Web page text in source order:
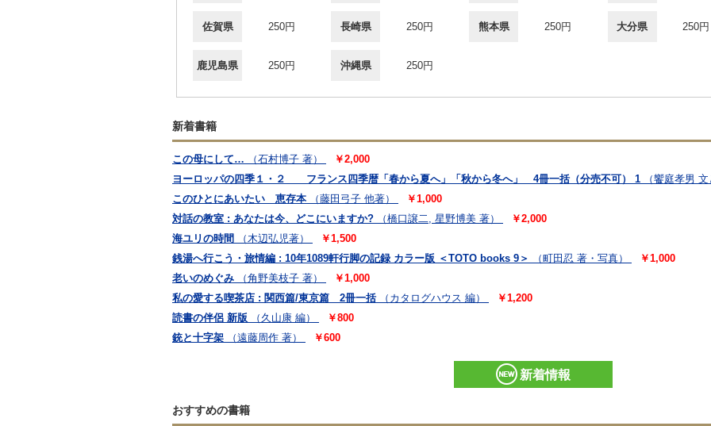
佐賀県 250円 長崎県 250円 熊本県 250円 大分県 250円
鹿児島県 250円 沖縄県 250円
新着書籍
この母にして… （石村博子 著）
￥2,000
ヨーロッパの四季１・２ フランス四季暦「春から夏へ」「秋から冬へ」 4冊一括（分売不可） 1
（饗庭孝男 文
このひとにあいたい 恵存本
（藤田弓子 他著）
￥1,000
対話の教室 : あなたは今、どこにいますか?
（橋口譲二, 星野博美 著）
￥2,000
海ユリの時間
（木辺弘児著）
￥1,500
銭湯へ行こう・旅情編 : 10年1089軒行脚の記録 カラー版 ＜TOTO books 9＞
（町田忍 著・写真）
￥1,000
老いのめぐみ
（角野美枝子 著）
￥1,000
私の愛する喫茶店 : 関西篇/東京篇 2冊一括
（カタログハウス 編）
￥1,200
読書の伴侶 新版
（久山康 編）
￥800
銃と十字架
（遠藤周作 著） ￥600
新着情報
おすすめの書籍